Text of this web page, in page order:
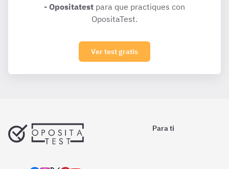
- Opositatest para que practiques con
OpositaTest.
Ver test gratis
Para ti